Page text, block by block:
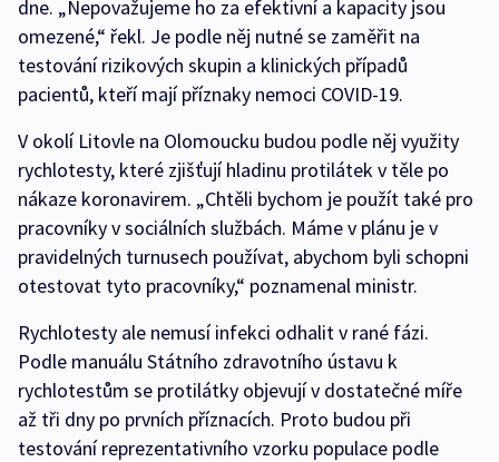
dne. „Nepovažujeme ho za efektivní a kapacity jsou
omezené,“ řekl. Je podle něj nutné se zaměřit na
testování rizikových skupin a klinických případů
pacientů, kteří mají příznaky nemoci COVID-19.
V okolí Litovle na Olomoucku budou podle něj využity
rychlotesty, které zjišťují hladinu protilátek v těle po
nákaze koronavirem. „Chtěli bychom je použít také pro
pracovníky v sociálních službách. Máme v plánu je v
pravidelných turnusech používat, abychom byli schopni
otestovat tyto pracovníky,“ poznamenal ministr.
Rychlotesty ale nemusí infekci odhalit v rané fázi.
Podle manuálu Státního zdravotního ústavu k
rychlotestům se protilátky objevují v dostatečné míře
až tři dny po prvních příznacích. Proto budou při
testování reprezentativního vzorku populace podle